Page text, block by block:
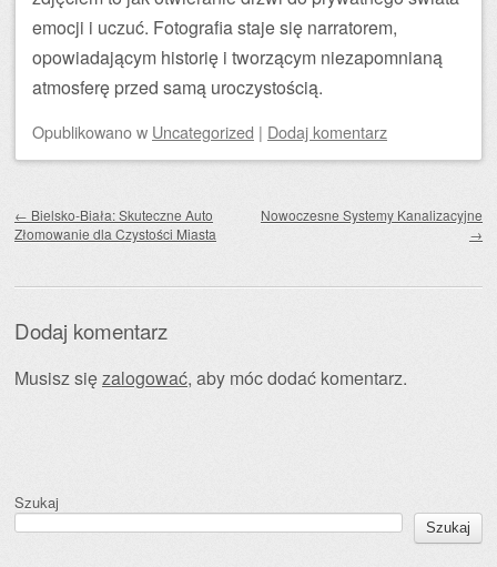
emocji i uczuć. Fotografia staje się narratorem,
opowiadającym historię i tworzącym niezapomnianą
atmosferę przed samą uroczystością.
Opublikowanow Uncategorized | Dodaj komentarz
← Bielsko-Biała: Skuteczne Auto
Złomowanie dla Czystości Miasta
Nowoczesne Systemy Kanalizacyjne
→
Dodaj komentarz
Musisz sięzalogować, aby móc dodać komentarz.
Szukaj
Szukaj